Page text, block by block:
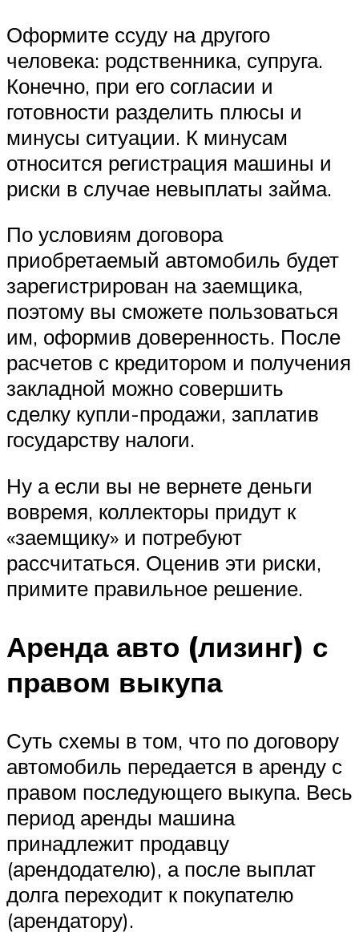
Оформите ссуду на другого
человека: родственника, супруга.
Конечно, при его согласии и
готовности разделить плюсы и
минусы ситуации. К минусам
относится регистрация машины и
риски в случае невыплаты займа.
По условиям договора
приобретаемый автомобиль будет
зарегистрирован на заемщика,
поэтому вы сможете пользоваться
им, оформив доверенность. После
расчетов с кредитором и получения
закладной можно совершить
сделку купли-продажи, заплатив
государству налоги.
Ну а если вы не вернете деньги
вовремя, коллекторы придут к
«заемщику» и потребуют
рассчитаться. Оценив эти риски,
примите правильное решение.
Аренда авто (лизинг) с
правом выкупа
Суть схемы в том, что по договору
автомобиль передается в аренду с
правом последующего выкупа. Весь
период аренды машина
принадлежит продавцу
(арендодателю), а после выплат
долга переходит к покупателю
(арендатору).